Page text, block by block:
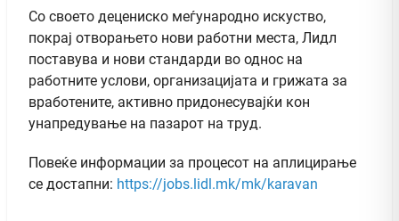
Со своето децениско меѓународно искуство,
покрај отворањето нови работни места, Лидл
поставува и нови стандарди во однос на
работните услови, организацијата и грижата за
вработените, активно придонесувајќи кон
унапредување на пазарот на труд.
Повеќе информации за процесот на аплицирање
се достапни: https://jobs.lidl.mk/mk/karavan